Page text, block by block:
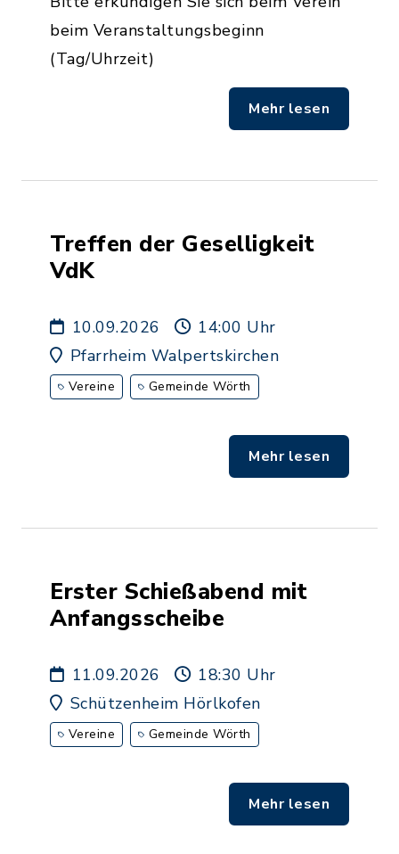
beim Veranstaltungsbeginn
(Tag/Uhrzeit)
Mehr lesen
Treffen der Geselligkeit
VdK
10.09.2026
14:00 Uhr
Pfarrheim Walpertskirchen
Vereine Gemeinde Wörth
Mehr lesen
Erster Schießabend mit
Anfangsscheibe
11.09.2026
18:30 Uhr
Schützenheim Hörlkofen
Vereine Gemeinde Wörth
Mehr lesen